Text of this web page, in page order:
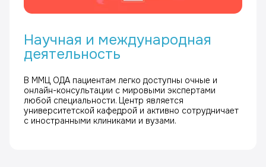
Научная и международная
деятельность
В ММЦ ОДА пациентам легко доступны очные и
онлайн-консультации с мировыми экспертами
любой специальности. Центр является
университетской кафедрой и активно сотрудничает
с иностранными клиниками и вузами.